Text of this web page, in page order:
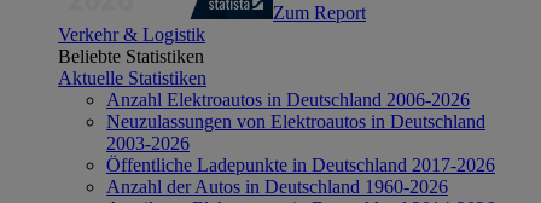
Zum Report
Verkehr & Logistik
Beliebte Statistiken
Aktuelle Statistiken
Anzahl Elektroautos in Deutschland 2006-2026
Neuzulassungen von Elektroautos in Deutschland
2003-2026
Öffentliche Ladepunkte in Deutschland 2017-2026
Anzahl der Autos in Deutschland 1960-2026